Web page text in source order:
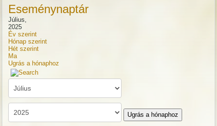
Eseménynaptár
Július,
2025
Év szerint
Hónap szerint
Hét szerint
Ma
Ugrás a hónaphoz
Ugrás a hónaphoz